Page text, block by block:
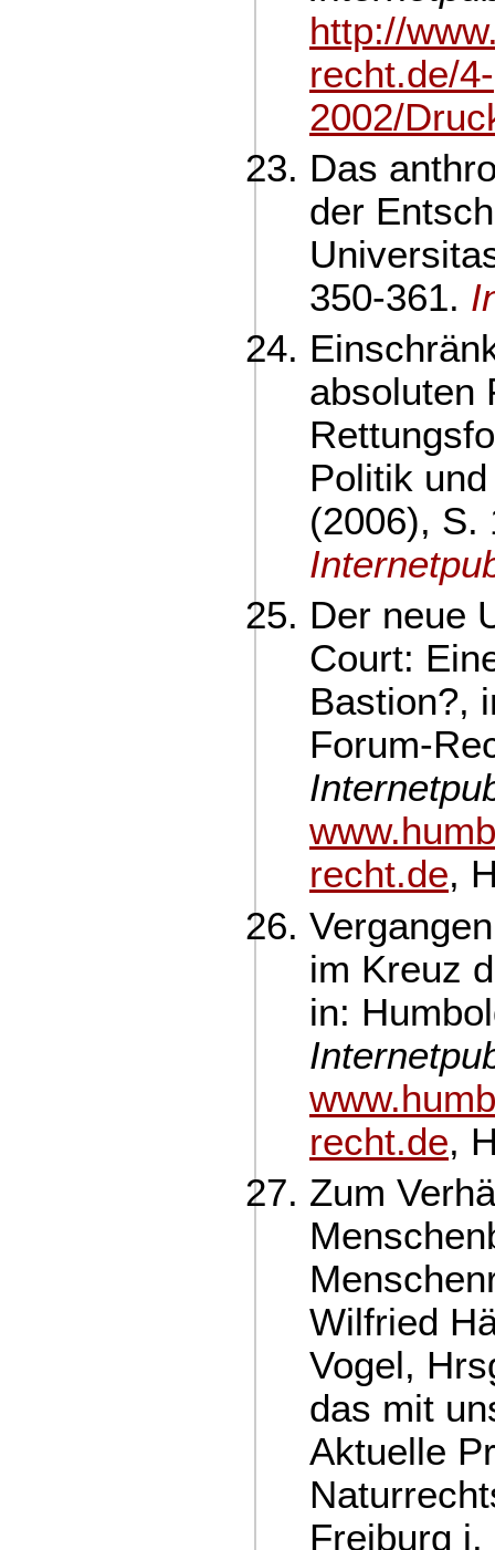
http://
recht.de/4-
2002/
Das
der
350-361.
absoluten
Politik
(2006), S.
Der neue
Court:
Bastion?,
Forum-
recht.de,
im Kreuz
in:
recht.de,
Zum
Wilfried
Vogel,
das mit
Aktuelle
Freiburg